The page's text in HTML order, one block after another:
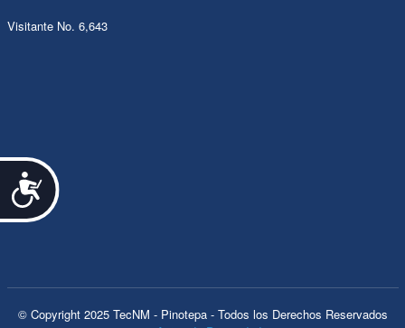
Accesibilidad
Visitante No. 6,643
© Copyright 2025 TecNM - Pinotepa - Todos los Derechos Reservados